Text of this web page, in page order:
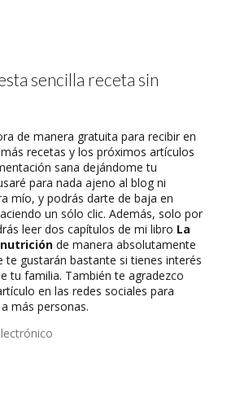
sencilla receta sin
de manera gratuita para recibir en
recetas y los próximos artículos
sana dejándome tu
para nada ajeno al blog ni
mío, y podrás darte de baja en
un sólo clic. Además, solo por
leer dos capítulos de mi libro La
de manera absolutamente
te gustarán bastante si tienes interés
tu familia. También te agradezco
en las redes sociales para
más personas.